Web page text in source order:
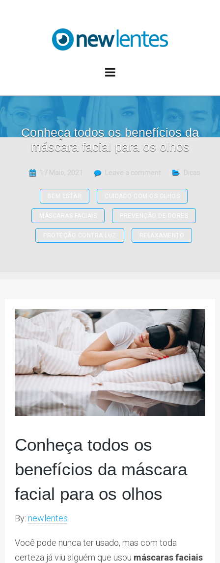
Conheça todos os benefícios da
máscara facial para os olhos
17 Maio, 2021 Leave a comment Dicas
BEM ESTAR CUIDADO COM OS OLHOS
MÁSCARAS FACIAIS PREVENÇÃO DE DORES
PROTEÇÃO CONTRA LUZ RELAXAMENTO
Conheça todos os
benefícios da máscara
facial para os olhos
By: newlentes
Você pode nunca ter usado, mas com toda
certeza já viu alguém que usou máscaras faciais